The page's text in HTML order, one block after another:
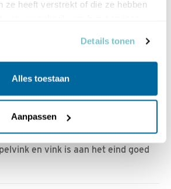
ze heeft verstrekt of die ze hebben
Details tonen
Alles toestaan
Aanpassen
filmpje|
276x
aan het badderen. Daarbij willen ze
ze ziet. Flink spetteren tegen de
vanzelf onduidelijk. Het
en vink is aan het eind goed